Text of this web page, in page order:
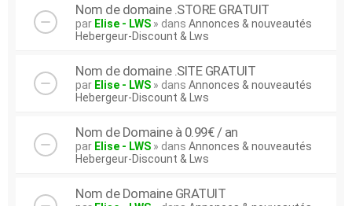
Nom de domaine .STORE GRATUIT
par Elise - LWS » dans Annonces & nouveautés
Hebergeur-Discount & Lws
Nom de domaine .SITE GRATUIT
par Elise - LWS » dans Annonces & nouveautés
Hebergeur-Discount & Lws
Nom de Domaine à 0.99€ / an
par Elise - LWS » dans Annonces & nouveautés
Hebergeur-Discount & Lws
Nom de Domaine GRATUIT